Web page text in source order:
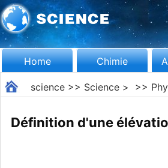
Home Chimie
science>> Science> >>
Définition d'une